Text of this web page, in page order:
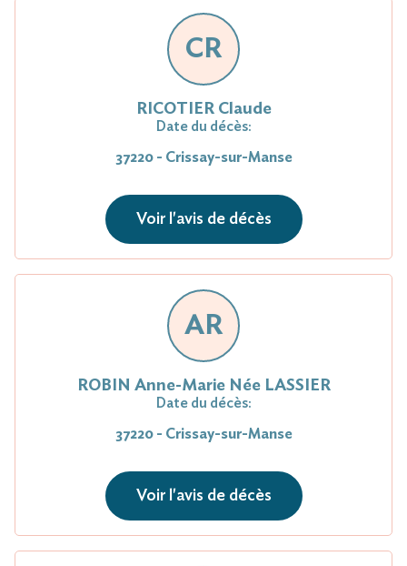
CR
RICOTIER Claude
Date du décès:
37220 - Crissay-sur-Manse
Voir l'avis de décès
AR
ROBIN Anne-Marie Née LASSIER
Date du décès:
37220 - Crissay-sur-Manse
Voir l'avis de décès